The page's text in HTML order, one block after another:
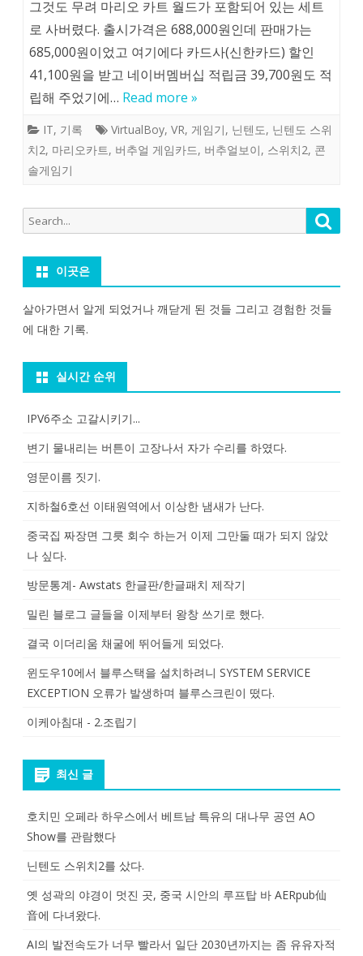
그것도 무려 마리오 카트 월드가 포함되어 있는 세트
로 사버렸다. 출시가격은 688,000원인데 판매가는
685,000원이었고 여기에다 카드사(신한카드) 할인
41,100원을 받고 네이버멤버십 적립금 39,700원도 적
립해 주었기에… Read more »
IT, 기록 VirtualBoy, VR, 게임기, 닌텐도, 닌텐도 스위
치2, 마리오카트, 버추얼 게임카드, 버추얼보이, 스위치2, 콘
솔게임기
Search
for:
이곳은
살아가면서 알게 되었거나 깨닫게 된 것들 그리고 경험한 것들
에 대한 기록.
실시간 순위
IPV6주소 고갈시키기...
변기 물내리는 버튼이 고장나서 자가 수리를 하였다.
영문이름 짓기.
지하철6호선 이태원역에서 이상한 냄새가 난다.
중국집 짜장면 그릇 회수 하는거 이제 그만둘 때가 되지 않았
나 싶다.
방문통계- Awstats 한글판/한글패치 제작기
밀린 블로그 글들을 이제부터 왕창 쓰기로 했다.
결국 이더리움 채굴에 뛰어들게 되었다.
윈도우10에서 블루스택을 설치하려니 SYSTEM SERVICE
EXCEPTION 오류가 발생하며 블루스크린이 떴다.
이케아침대 - 2.조립기
최신 글
호치민 오페라 하우스에서 베트남 특유의 대나무 공연 AO
Show를 관람했다
닌텐도 스위치2를 샀다.
옛 성곽의 야경이 멋진 곳, 중국 시안의 루프탑 바 AERpub仙
音에 다녀왔다.
AI의 발전속도가 너무 빨라서 일단 2030년까지는 좀 유유자적